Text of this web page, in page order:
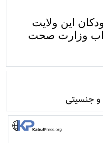
این ولایت
وزارت صحت
جنسیتی